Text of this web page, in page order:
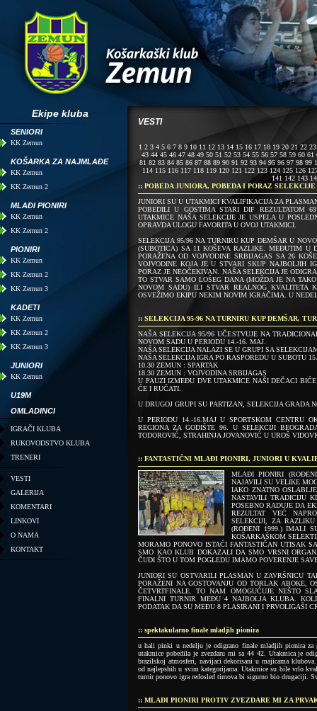
Ekipe kluba
SENIORI
KK Zemun
KOŠARKA ZA NAJMLAĐE
KK Zemun
KK Zemun 2
MLAĐI PIONIRI
KK Zemun
KK Zemun 2
PIONIRI
KK Zemun
KK Zemun 2
KK Zemun 3
KADETI
KK Zemun
KK Zemun 2
KK Zemun 3
JUNIORI
KK Zemun
U19M
OMLADINCI
IGRAČI KLUBA
RUKOVODSTVO KLUBA
TRENERI
VESTI
GALERIJA
KOMENTARI
LINKOVI
O NAMA
KONTAKT
VESTI
1 2 3 4 5 6 7 8 9 10 11 12 13 14 15 16 17 18 19 20 21 22 23
43 44 45 46 47 48 49 50 51 52 53 54 55 56 57 58 59 60 61
81 82 83 84 85 86 87 88 89 90 91 92 93 94 95 96 97 98 99
114 115 116 117 118 119 120 121 122 123 124 125 126
141 142 143
:: POBEDA JUNIORA, POBEDA I PORAZ SELEKCIJE
JUNIORI SU U UTAKMICI KVALIFIKACIJA ZA
POBEDILI U GOSTIMA STARI DIF REZULTATOM
UTAKMICE NAŠA SELEKCIJE JE USPELA U
OPRAVDA ULOGU FAVORITA U OVOJ UTAKMICI.
SELEKCIJA 95/96 NA TURNIRU KUP DEMŠAR U
(SUBOTICA) SA 11 KOŠEVA RAZLIKE. MEĐUTIM U
PORAŽENA OD VOJVODINE SRBIJAGAS SA 26
VOJVODINE KOJA JE U STVARI SKUP NAJBOLJIH
PORAZ JE NEOČEKIVAN. NAŠA SELEKCIJA JE
TO STVAR SAMO LOŠEG DANA (MOŽDA JE NA
NOVOM SADU) ILI STVAR REALNOG KVALITETA
OSVEŽIMO EKIPU NEKIM NOVIM IGRAČIMA. U
:: SELEKCIJA 95-96 NA TURNIRU KUP DEMŠAR,
NAŠA SELEKCIJA 95/96 UČESTVUJE NA
NOVOM SADU U PERIODU 14.-16. MAJ.
NAŠA SELEKCIJA NALAZI SE U GRUPI SA
NAŠA SELEKCIJA IGRA PO RASPOREDU U SUBOTU
10.30 ZEMUN : SPARTAK
18.30 ZEMUN : VOJVODINA SRBIJAGAS
U PAUZI IZMEĐU DVE UTAKMICE NAŠI DEČACI
ĆE I RUČATI.
U DRUGOJ GRUPI SU PARTIZAN, SELEKCIJA GRADA
U PERIODU 14.-16.MAJ U SPORTSKOM CENTRU
REGIONA ZA GODIŠTE 96. U SELEKCIJI
TODOROVIĆ, STRAHINJA JOVANOVIĆ U UROŠ
:: FANTASTIČNI MLAĐI PIONIRI, JUNIORI U
MLAĐI PIONIRI
NAJAVILI SU VELIKE
IAKO ZNATNO
NASTAVILI TRADICIJU
POSEBNO RADUJE DA
REZULTAT VEĆ
SELEKCIJI, ZA
(ROĐENI 1999.) IMALI
KOŠARKAŠKOM
MORAMO PONOVO ISTAĆI FANTASTIČAN UTISAK
SMO KAO KLUB DOKAZALI DA SMO VRSNI
ČUDI ŠTO U TOM POGLEDU IMAMO POVERENJE
JUNIORI SU OSTVARILI PLASMAN U ZAVRŠNICU
PORAŽENI NA GOSTOVANJU OD TORLAK ABOKE,
ČETVRTFINALE. TO NAM OMOGUĆUJE NEŠTO
FINALNI TURNIR MEĐU 4 NAJBOLJA KLUBA.
PODATAK DA SU MEĐU 8 PLASIRANI I PRVOLIGAŠI
:: spektakularno finale mladjih pionira
u hali pinki u nedelju je odigrano finale mladjih pionira za
utakmice pobedila je zvezdaru mi sa 44 42. Utakmica je
brazilskoj atmosferi, navijaci dekorisani u majicama
od najlepshih u svim kategorijama. Utakmice su bile vrlo
turnir ponovo igra redosled timova bi sigurno bio drugaciji.
:: MLAĐI PIONIRI PROTIV ZVEZDARE MI ZA